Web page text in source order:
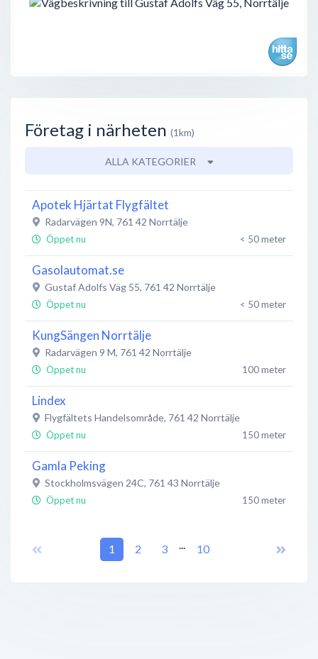
Företag i närheten (1km)
ALLA KATEGORIER
Apotek Hjärtat Flygfältet
Radarvägen 9N, 761 42 Norrtälje
Öppet nu < 50 meter
Gasolautomat.se
Gustaf Adolfs Väg 55, 761 42 Norrtälje
Öppet nu < 50 meter
KungSängen Norrtälje
Radarvägen 9 M, 761 42 Norrtälje
Öppet nu 100 meter
Lindex
Flygfältets Handelsområde, 761 42 Norrtälje
Öppet nu 150 meter
Gamla Peking
Stockholmsvägen 24C, 761 43 Norrtälje
Öppet nu 150 meter
761 42 Norrtälje
1 2 3 ... 10